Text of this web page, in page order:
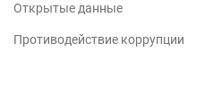
Открытые данные
Противодействие коррупции